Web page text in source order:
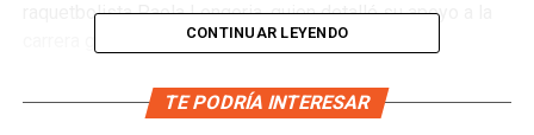
raquetbolista Paola Longoria, quien detalló su apoyo a la
carrera gubernamental del funcionario.
Ante la suma de la deportista al equipo de Pedroza Gaitán,
el candidato de “Sí por San Luis Potosí” le dijo: “Estoy
CONTINUAR LEYENDO
TE PODRÍA INTERESAR